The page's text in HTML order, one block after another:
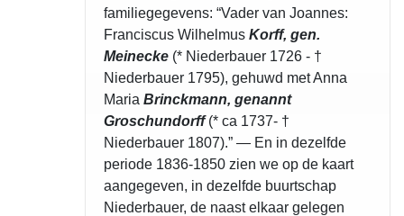
familiegegevens: “Vader van Joannes:
Franciscus Wilhelmus Korff, gen.
Meinecke (* Niederbauer 1726 - †
Niederbauer 1795), gehuwd met Anna
Maria Brinckmann, genannt
Groschundorff(* ca 1737- †
Niederbauer 1807).” — En in dezelfde
periode 1836-1850 zien we op de kaart
aangegeven, in dezelfde buurtschap
Niederbauer, de naast elkaar gelegen